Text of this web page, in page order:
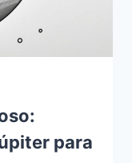
para